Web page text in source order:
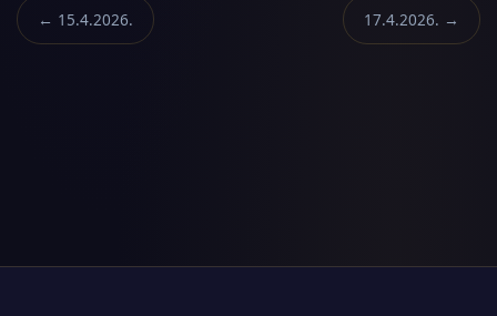
← 15.4.2026. 17.4.2026. →